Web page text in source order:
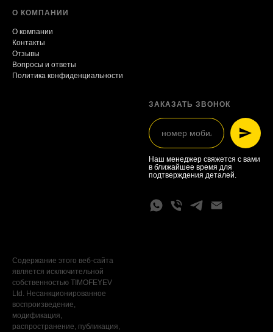
О КОМПАНИИ
О компании
Контакты
Отзывы
Вопросы и ответы
Политика конфиденциальности
ЗАКАЗАТЬ ЗВОНОК
Наш менеджер свяжется с вами
в ближайшее время для
подтверждения деталей.
Содержание этого веб-сайта
является исключительной
собственностью TIMOFEYEV
Ltd. Несанкционированное
воспроизведение,
модификация,
распространение, публикация,